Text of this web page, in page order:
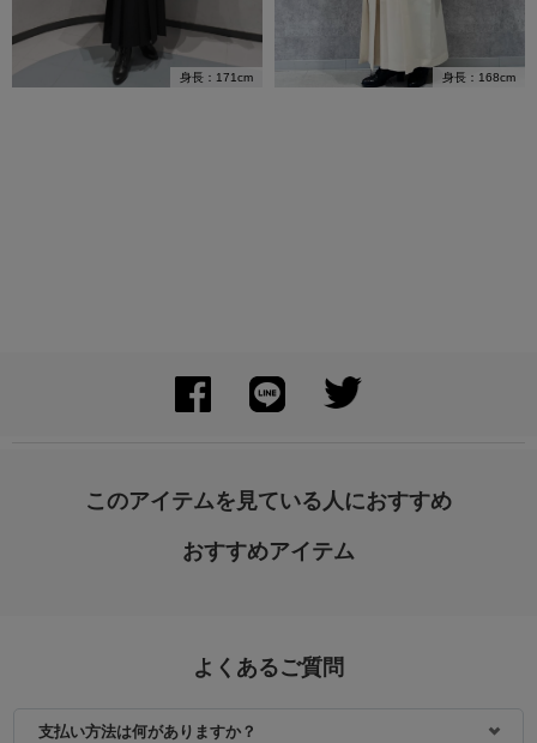
身長：171cm 身長：168cm
このアイテムを見ている人におすすめ
おすすめアイテム
よくあるご質問
支払い方法は何がありますか？